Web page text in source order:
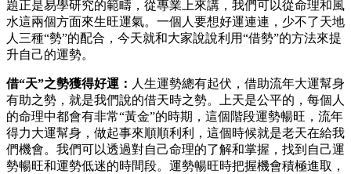
題正是易學研究的範疇，從專業上來講，我們可以從命理和風
水這兩個方面來生旺運氣。一個人要想好運連連，少不了天地
人三種“勢”的配合，今天就和大家說說利用“借勢”的方法來提
升自己的運勢。
借“天”之勢獲得好運： 人生運勢總有起伏，借助流年大運幫身
有助之勢，就是我們說的借天時之勢。上天是公平的，每個人
的命理中都會有非常“黃金”的時期，這個階段運勢暢旺，流年
得力大運幫身，做起事來順順利利，這個時候就是老天在給我
們機會。我們可以透過對自己命理的了解和掌握，找到自己運
勢暢旺和運勢低迷的時間段。運勢暢旺時把握機會積極進取，